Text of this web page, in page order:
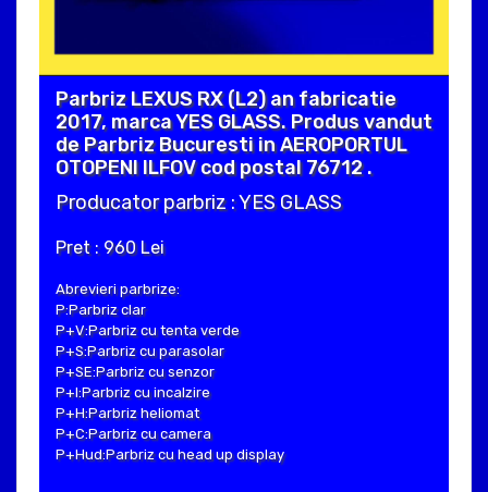
Parbriz LEXUS RX (L2) an fabricatie
2017, marca YES GLASS. Produs vandut
de Parbriz Bucuresti in AEROPORTUL
OTOPENI ILFOV cod postal 76712 .
Producator parbriz : YES GLASS
Pret : 960 Lei
Abrevieri parbrize:
P:Parbriz clar
P+V:Parbriz cu tenta verde
P+S:Parbriz cu parasolar
P+SE:Parbriz cu senzor
P+I:Parbriz cu incalzire
P+H:Parbriz heliomat
P+C:Parbriz cu camera
P+Hud:Parbriz cu head up display